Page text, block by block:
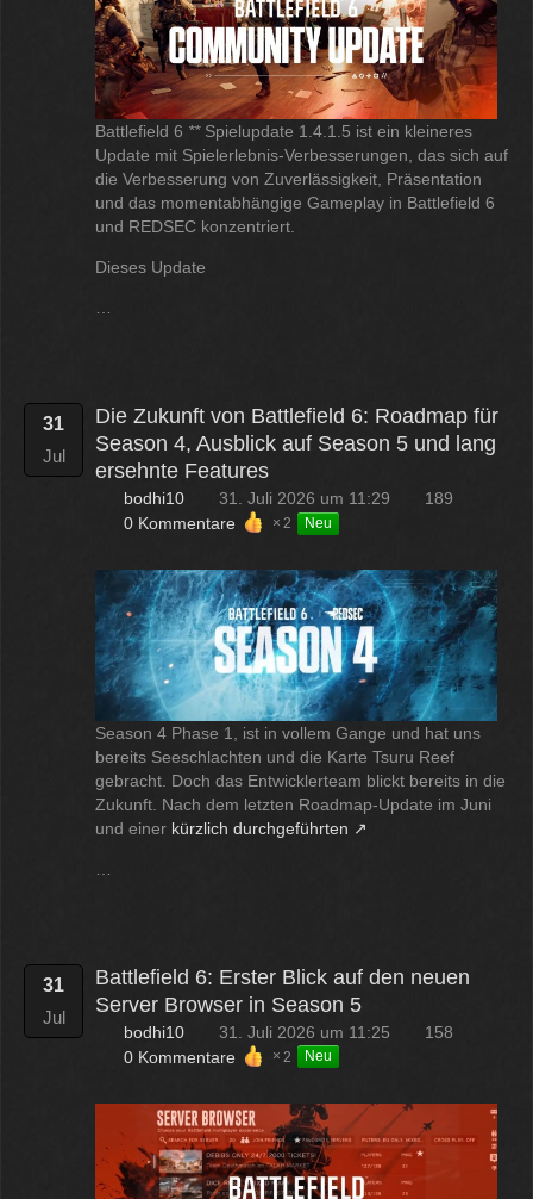
Battlefield 6 **Spielupdate 1.4.1.5 ist ein kleineres
Update mit Spielerlebnis-Verbesserungen, das sich auf
die Verbesserung von Zuverlässigkeit, Präsentation
und das momentabhängige Gameplay in Battlefield 6
und REDSEC konzentriert.
Dieses Update
31
Jul
Die Zukunft von Battlefield 6: Roadmap für
Season 4, Ausblick auf Season 5 und lang
ersehnte Features
bodhi10 31. Juli 2026 um 11:29
189
0 Kommentare
2 Neu
Season 4 Phase 1, ist in vollem Gange und hat uns
bereits Seeschlachten und die Karte Tsuru Reef
gebracht. Doch das Entwicklerteam blickt bereits in die
Zukunft. Nach dem letzten Roadmap-Update im Juni
und einer kürzlich durchgeführten
31
Jul
Battlefield 6: Erster Blick auf den neuen
Server Browser in Season 5
bodhi10 31. Juli 2026 um 11:25
158
0 Kommentare
2 Neu